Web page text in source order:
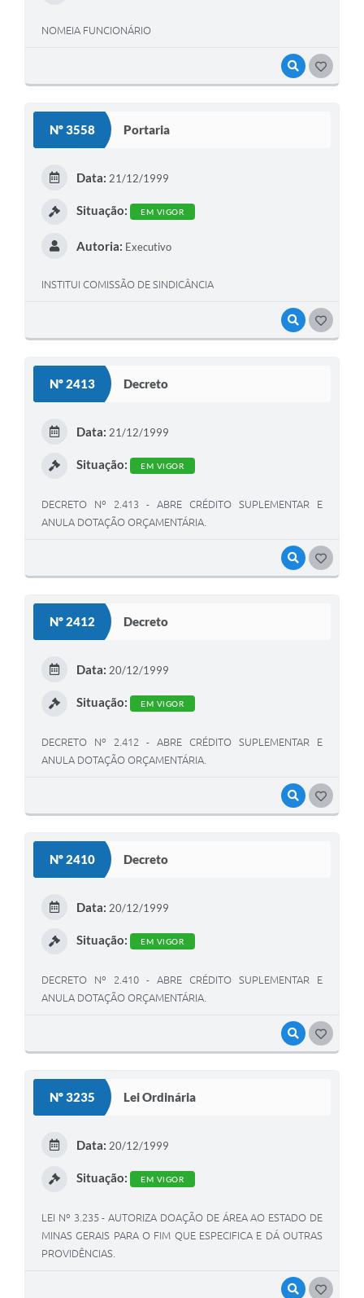
VISUALIZAR
NOMEIA FUNCIONÁRIO
Nº 3558 Portaria
VISUALIZAR
Data: 21/12/1999
Situação: EM VIGOR
Autoria: Executivo
INSTITUI COMISSÃO DE SINDICÂNCIA
Nº 2413 Decreto
VISUALIZAR
Data: 21/12/1999
Situação: EM VIGOR
DECRETO Nº 2.413 - ABRE CRÉDITO SUPLEMENTAR E
ANULA DOTAÇÃO ORÇAMENTÁRIA.
Nº 2412 Decreto
VISUALIZAR
Data: 20/12/1999
Situação: EM VIGOR
DECRETO Nº 2.412 - ABRE CRÉDITO SUPLEMENTAR E
ANULA DOTAÇÃO ORÇAMENTÁRIA.
Nº 2410 Decreto
VISUALIZAR
Data: 20/12/1999
Situação: EM VIGOR
DECRETO Nº 2.410 - ABRE CRÉDITO SUPLEMENTAR E
ANULA DOTAÇÃO ORÇAMENTÁRIA.
Nº 3235 Lei Ordinária
VISUALIZAR
Data: 20/12/1999
Situação: EM VIGOR
LEI Nº 3.235 - AUTORIZA DOAÇÃO DE ÁREA AO ESTADO DE
MINAS GERAIS PARA O FIM QUE ESPECIFICA E DÁ OUTRAS
PROVIDÊNCIAS.